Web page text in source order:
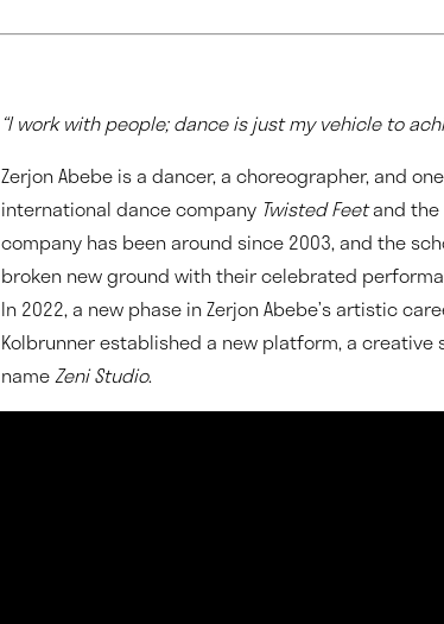
“I work with people; dance is just my vehicle to
Zerjon Abebe is a dancer, a choreographer, and
international dance company Twisted Feetand the
company has been around since 2003, and the
broken new ground with their celebrated
In 2022, a new phase in Zerjon Abebe’s artistic
Kolbrunner established a new platform, a
nameZeni Studio.